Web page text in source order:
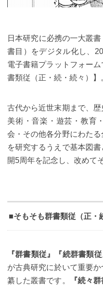
日本研究に必携の一大叢
書目）をデジタル化し、
電子書籍プラットフォー
書類従（正・続・続々）】
古代から近世末期まで、
美術・音楽・遊芸・教育
会・その他各分野にわた
を研究するうえで基本図
開5周年を記念し、改めて
■そもそも群書類従（正・
『群書類従』『続群書類従
が古典研究に於いて重要
纂した叢書です。
『続々群